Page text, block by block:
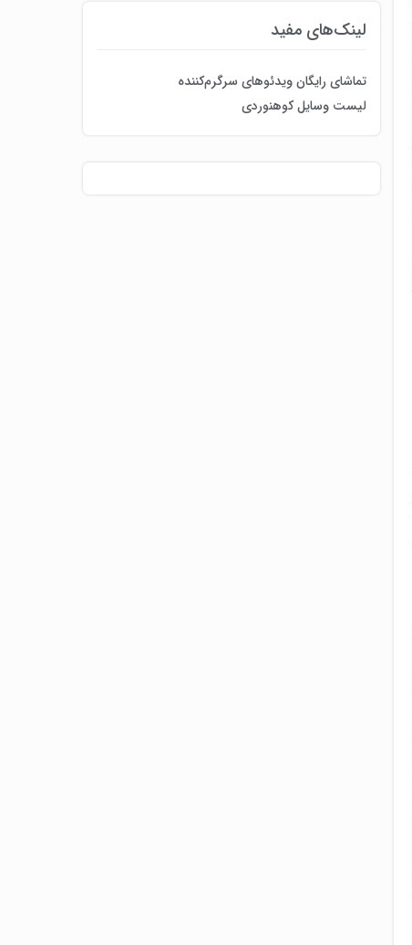
لینک‌های مفید
تماشای رایگان ویدئوهای سرگرم‌کننده
لیست وسایل کوهنوردی